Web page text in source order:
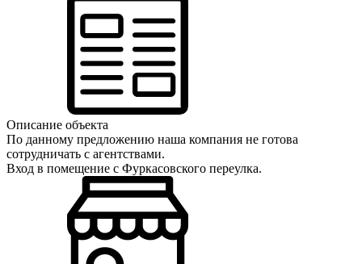
Описание объекта
По данному предложению наша компания не готова
сотрудничать с агентствами.
Вход в помещение с Фуркасовского переулка.